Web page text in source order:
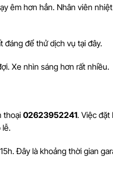
êm hơn hẳn. Nhân viên nhiệt
đáng để thử dịch vụ tại đây.
Xe nhìn sáng hơn rất nhiều.
thoại 02623952241. Việc đặt
lễ.
Đây là khoảng thời gian